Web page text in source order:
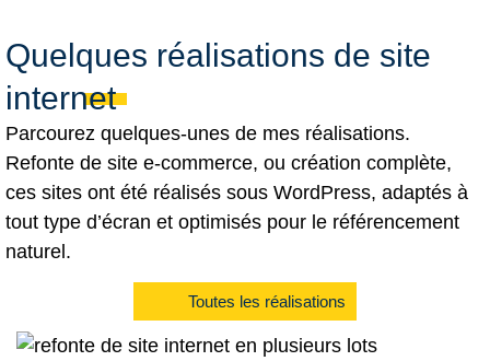
Quelques réalisations de site
internet
Parcourez quelques-unes de mes réalisations.
Refonte de site e-commerce, ou création complète,
ces sites ont été réalisés sous WordPress, adaptés à
tout type d’écran et optimisés pour le référencement
naturel.
Toutes les réalisations